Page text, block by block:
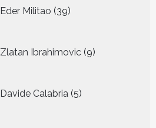
Eder Militao 39
producten
Zlatan Ibrahimovic 9
producten
Davide Calabria 5
producten